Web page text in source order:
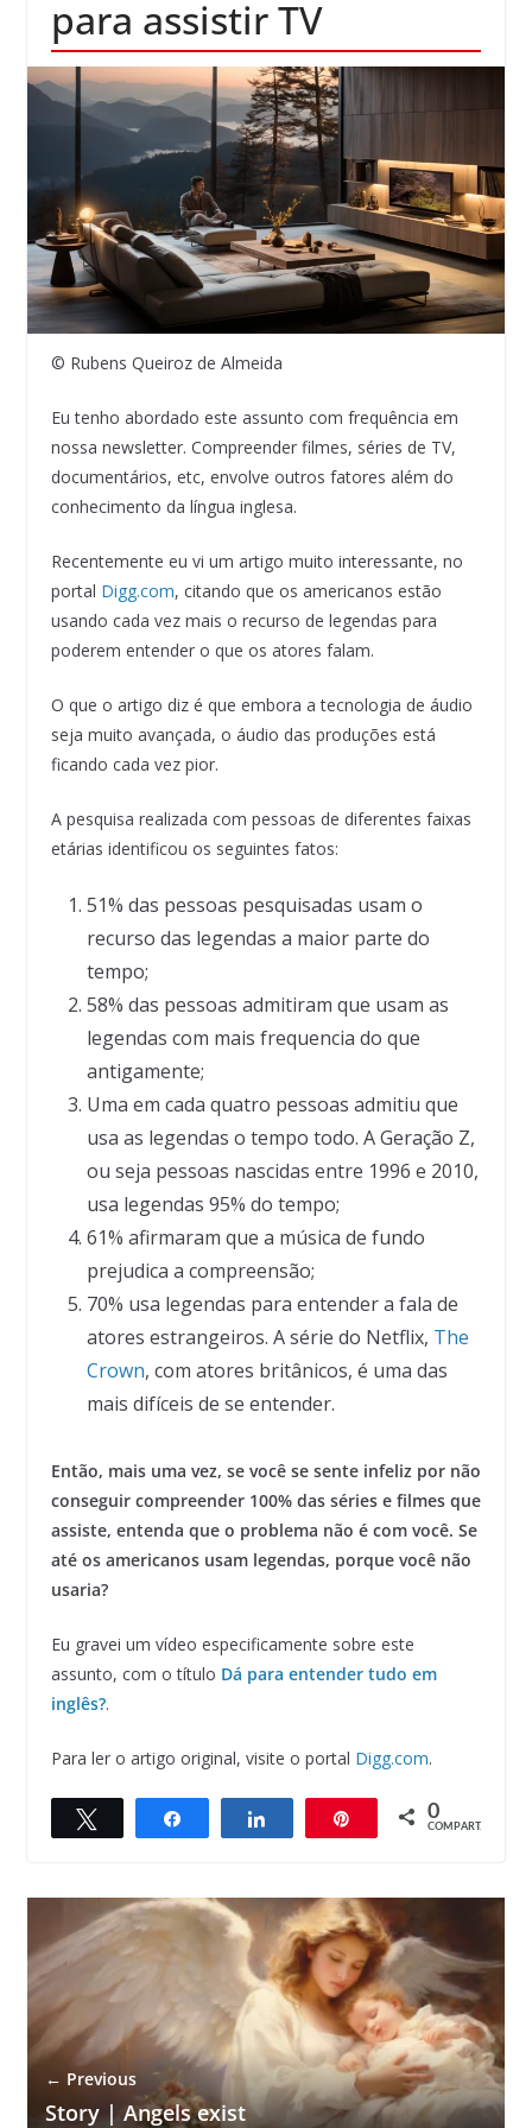
para assistir TV
© Rubens Queiroz de Almeida
Eu tenho abordado este assunto com frequência em
nossa newsletter. Compreender filmes, séries de TV,
documentários, etc, envolve outros fatores além do
conhecimento da língua inglesa.
Recentemente eu vi um artigo muito interessante, no
portal Digg.com, citando que os americanos estão
usando cada vez mais o recurso de legendas para
poderem entender o que os atores falam.
O que o artigo diz é que embora a tecnologia de áudio
seja muito avançada, o áudio das produções está
ficando cada vez pior.
A pesquisa realizada com pessoas de diferentes faixas
etárias identificou os seguintes fatos:
51% das pessoas pesquisadas usam o
recurso das legendas a maior parte do
tempo;
58% das pessoas admitiram que usam as
legendas com mais frequencia do que
antigamente;
Uma em cada quatro pessoas admitiu que
usa as legendas o tempo todo. A Geração Z,
ou seja pessoas nascidas entre 1996 e 2010,
usa legendas 95% do tempo;
61% afirmaram que a música de fundo
prejudica a compreensão;
70% usa legendas para entender a fala de
atores estrangeiros. A série do Netflix, The
Crown, com atores britânicos, é uma das
mais difíceis de se entender.
Então, mais uma vez, se você se sente infeliz por não
conseguir compreender 100% das séries e filmes que
assiste, entenda que o problema não é com você. Se
até os americanos usam legendas, porque você não
usaria?
Eu gravei um vídeo especificamente sobre este
assunto, com o título Dá para entender tudo em
inglês?.
Para ler o artigo original, visite o portal Digg.com.
Compartilhar Compartilhar 0
COMPART.
← Previous
Story | Angels exist